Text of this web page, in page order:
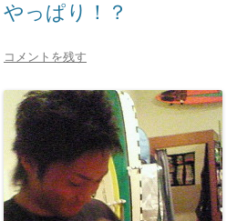
やっぱり！？
コメントを残す